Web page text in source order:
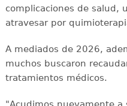
complicaciones de salud,
atravesar por
A mediados de 2026,
muchos buscaron
tratamientos médicos.